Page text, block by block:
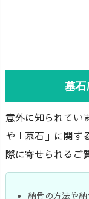
墓
意外に知られてい
や「墓石」に関す
際に寄せられるご
納骨の方法や